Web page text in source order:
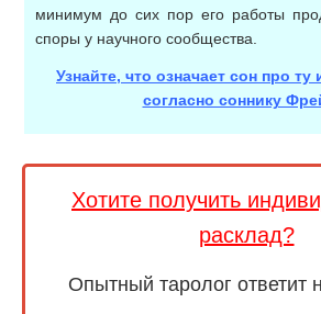
минимум до сих пор его работы
споры у научного сообщества.
Узнайте, что означает сон про
согласно соннику
Хотите получить
расклад?
Опытный таролог ответит